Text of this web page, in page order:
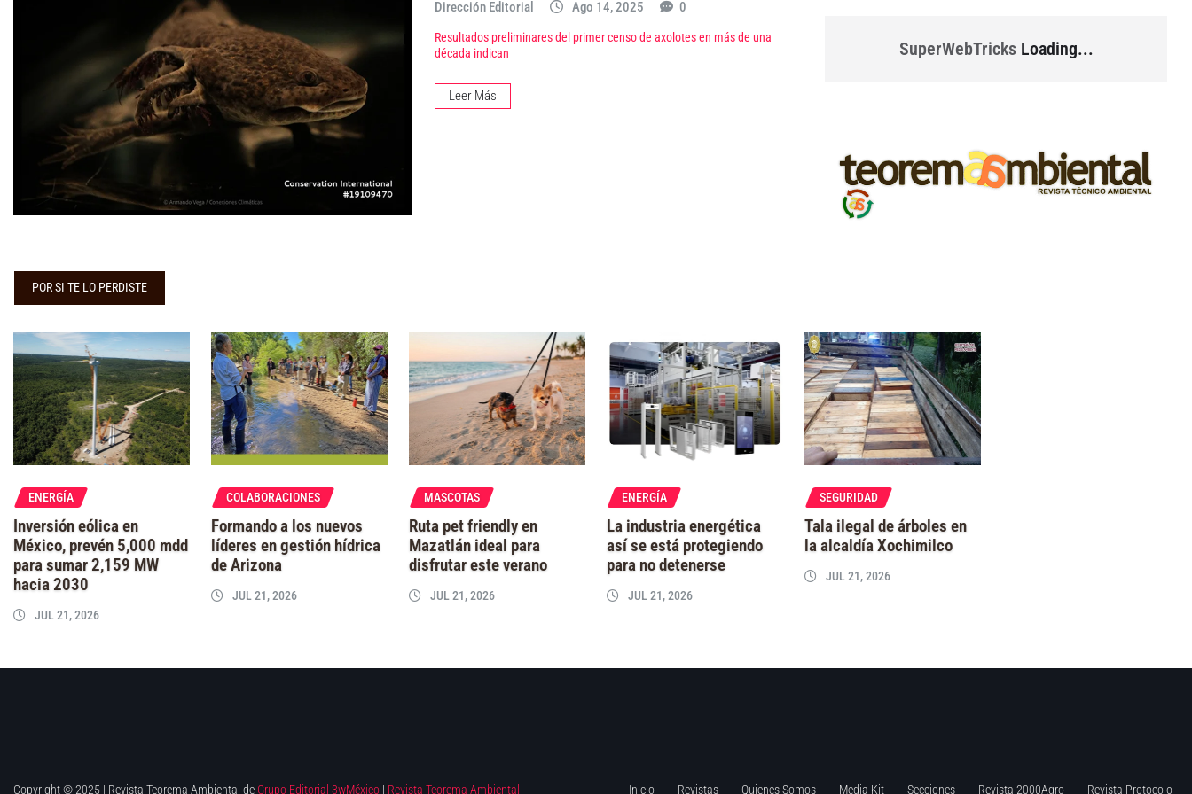
Dirección Editorial Ago 14, 2025 0
Resultados preliminares del primer censo de axolotes en más de una
década indican
Leer Más
SuperWebTricksLoading...
POR SI TE LO PERDISTE
ENERGÍA
Inversión eólica en
México, prevén 5,000 mdd
para sumar 2,159 MW
hacia 2030
JUL 21, 2026
COLABORACIONES
Formando a los nuevos
líderes en gestión hídrica
de Arizona
JUL 21, 2026
MASCOTAS
Ruta pet friendly en
Mazatlán ideal para
disfrutar este verano
JUL 21, 2026
ENERGÍA
La industria energética
así se está protegiendo
para no detenerse
JUL 21, 2026
SEGURIDAD
Tala ilegal de árboles en
la alcaldía Xochimilco
JUL 21, 2026
Copyright © 2025 | Revista Teorema Ambiental de Grupo Editorial 3wMéxico | Revista Teorema Ambiental Inicio Revistas Quienes Somos Media Kit Secciones Revista 2000Agro Revista Protocolo